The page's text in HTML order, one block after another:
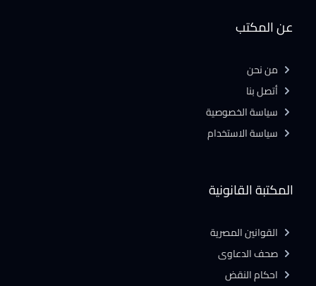
المكتبة القانونية
القوانين المصرية
صحف الدعاوى
احكام النقض
عن المكتب
من نحن
أتصل بنا
سياسة الخصوصية
سياسة الاستخدام